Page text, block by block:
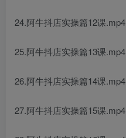
24.阿牛抖店实操篇12课.mp4
25.阿牛抖店实操篇13课.mp4
26.阿牛抖店实操篇14课.mp4
27.阿牛抖店实操篇15课.mp4